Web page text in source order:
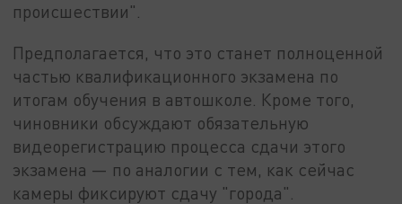
происшествии".
Предполагается, что это станет полноценной
частью квалификационного экзамена по
итогам обучения в автошколе. Кроме того,
чиновники обсуждают обязательную
видеорегистрацию процесса сдачи этого
экзамена — по аналогии с тем, как сейчас
камеры фиксируют сдачу "города".